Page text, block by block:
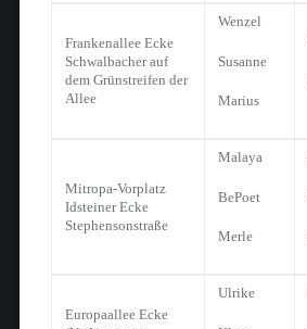
Frankenallee Ecke
Schwalbacher auf
dem Grünstreifen der
Allee
Wenzel
Susanne
Marius
Mitropa-Vorplatz
Idsteiner Ecke
Stephensonstraße
Malaya
BePoet
Merle
Europaallee Ecke
Ulrike